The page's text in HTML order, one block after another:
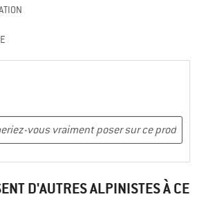
D'AUTRES ALPINISTES À CE